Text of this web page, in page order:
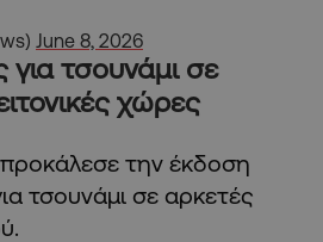
June 8, 2026
για τσουνάμι σε
χώρες
την έκδοση
τσουνάμι σε αρκετές